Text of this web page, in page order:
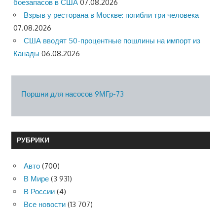
боезапасов в США 07.08.2026
Взрыв у ресторана в Москве: погибли три человека
07.08.2026
США вводят 50-процентные пошлины на импорт из
Канады 06.08.2026
Поршни для насосов 9МГр-73
РУБРИКИ
Авто (700)
В Мире (3 931)
В России (4)
Все новости (13 707)